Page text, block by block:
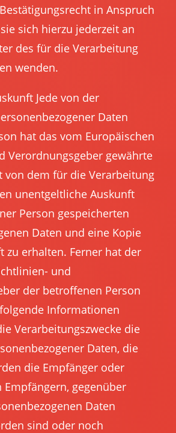
in Anspruch
sich hierzu jederzeit an
des für die Verarbeitung
wenden.
Jede von der
Daten
hat das vom Europäischen
Verordnungsgeber gewährte
von dem für die Verarbeitung
unentgeltliche Auskunft
Person gespeicherten
Daten und eine Kopie
zu erhalten. Ferner hat der
und
der betroffenen Person
Informationen
Verarbeitungszwecke die
Daten, die
die Empfänger oder
Empfängern, gegenüber
Daten
sind oder noch